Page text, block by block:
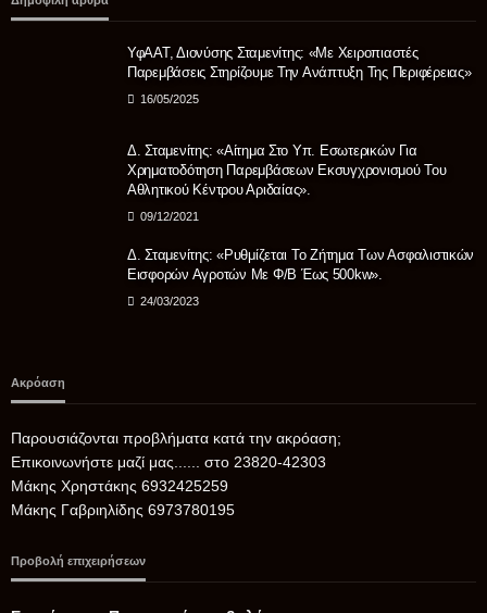
Θρίλερ με τον θάνατο 68χρονου στις Σέρρες- Συνεχίζονται οι
ΥφΑΑΤ, Διονύσης Σταμενίτης: «Με Χειροπιαστές
Παρεμβάσεις Στηρίζουμε Την Ανάπτυξη Της Περιφέρειας»
16/05/2025
Δ. Σταμενίτης: «Αίτημα Στο Υπ. Εσωτερικών Για
Χρηματοδότηση Παρεμβάσεων Εκσυγχρονισμού Του
Αθλητικού Κέντρου Αριδαίας».
09/12/2021
Δ. Σταμενίτης: «Ρυθμίζεται Το Ζήτημα Των Ασφαλιστικών
Εισφορών Αγροτών Με Φ/β Έως 500kw».
24/03/2023
Ακρόαση
Παρουσιάζονται προβλήματα κατά την ακρόαση;
Επικοινωνήστε μαζί μας...... στο 23820-42303
Μάκης Χρηστάκης 6932425259
Μάκης Γαβριηλίδης 6973780195
Προβολή επιχειρήσεων